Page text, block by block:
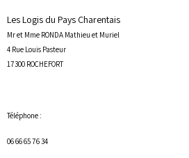
Les Logis du Pays Charentais
Mr et Mme RONDA Mathieu et Muriel
4 Rue Louis Pasteur
17300 ROCHEFORT
Téléphone :
06 66 65 76 34